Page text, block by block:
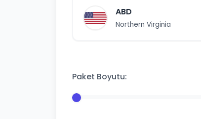
ABD
Northern Virginia
Paket Boyutu: